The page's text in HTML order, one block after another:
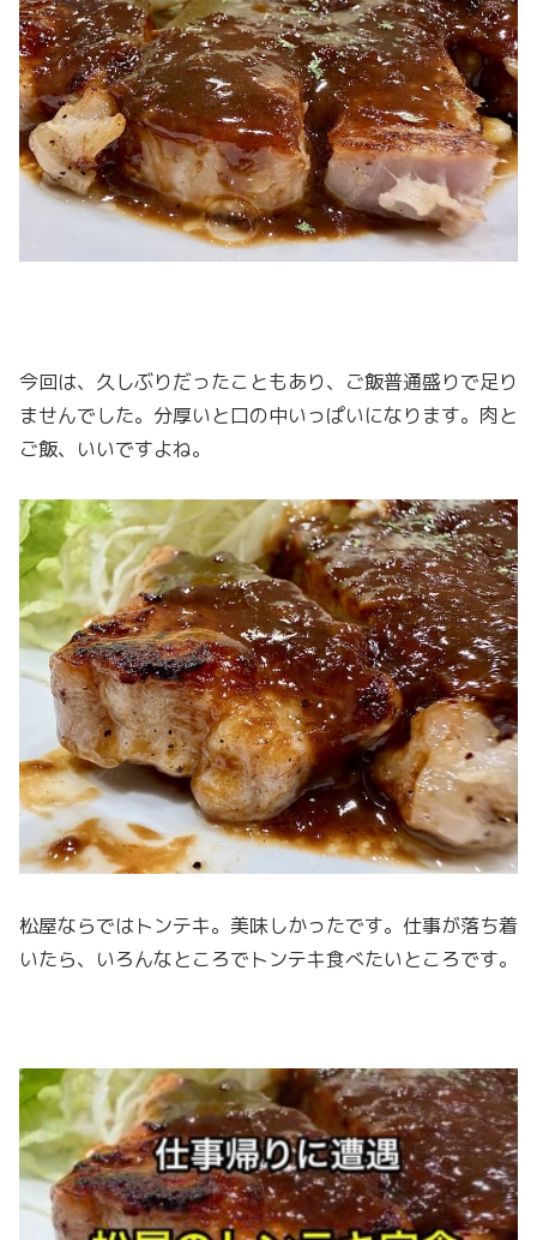
今回は、久しぶりだったこともあり、ご飯普通盛りで足り
ませんでした。分厚いと口の中いっぱいになります。肉と
ご飯、いいですよね。
松屋ならではトンテキ。美味しかったです。仕事が落ち着
いたら、いろんなところでトンテキ食べたいところです。